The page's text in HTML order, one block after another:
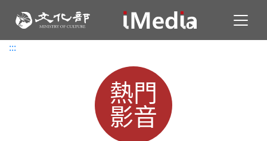
:::
:::
熱門
影音